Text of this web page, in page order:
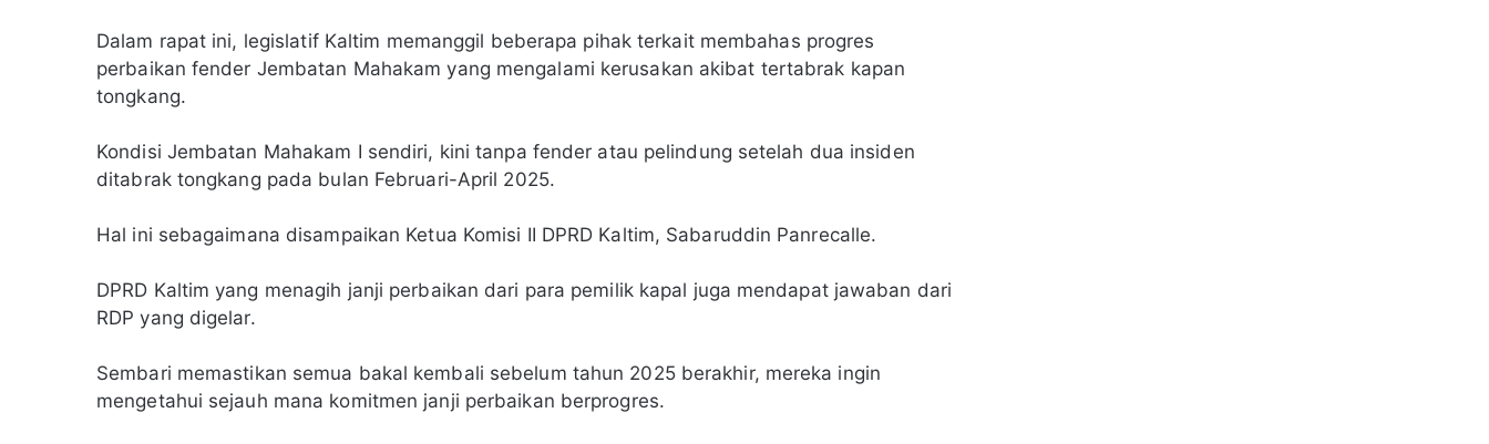
Dalam rapat ini, legislatif Kaltim memanggil beberapa pihak terkait membahas progres
perbaikan fender Jembatan Mahakam yang mengalami kerusakan akibat tertabrak kapan
tongkang.
Kondisi Jembatan Mahakam I sendiri, kini tanpa fender atau pelindung setelah dua insiden
ditabrak tongkang pada bulan Februari-April 2025.
Hal ini sebagaimana disampaikan Ketua Komisi II DPRD Kaltim, Sabaruddin Panrecalle.
DPRD Kaltim yang menagih janji perbaikan dari para pemilik kapal juga mendapat jawaban dari
RDP yang digelar.
Sembari memastikan semua bakal kembali sebelum tahun 2025 berakhir, mereka ingin
mengetahui sejauh mana komitmen janji perbaikan berprogres.